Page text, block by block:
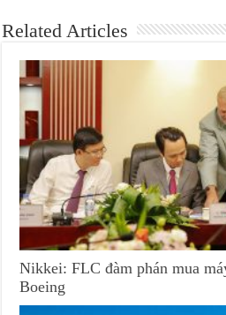
Related Articles
Nikkei: FLC đàm phán mua
Boeing